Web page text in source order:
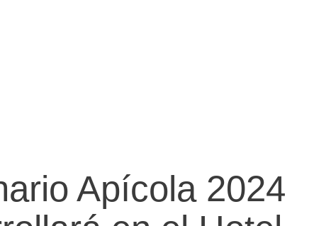
Apícola 2024